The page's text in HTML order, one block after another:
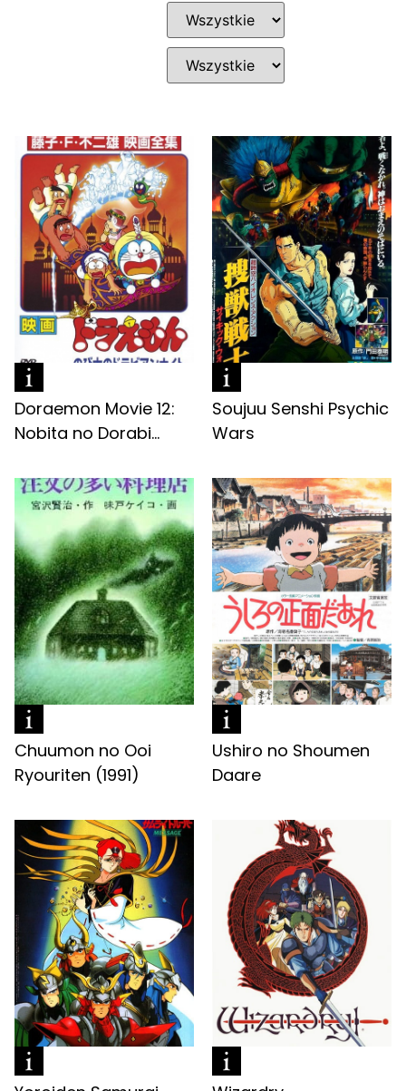
Doraemon Movie 12:
Nobita no Dorabi...
Soujuu Senshi Psychic
Wars
Chuumon no Ooi
Ryouriten (1991)
Ushiro no Shoumen
Daare